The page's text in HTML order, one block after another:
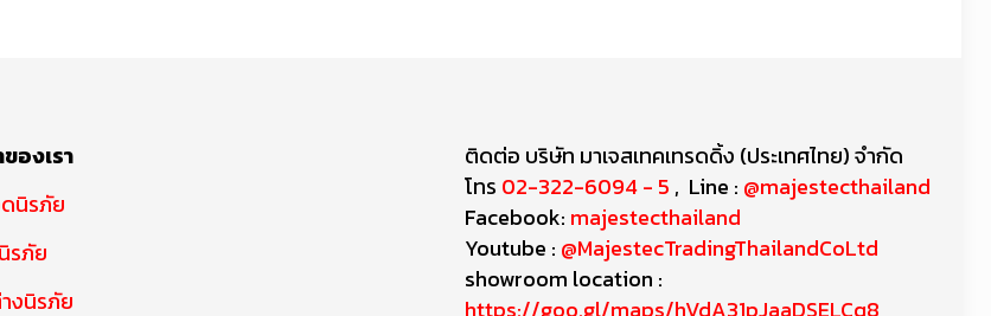
องเรา
นิรภัย
รภัย
งนิรภัย
ติดต่อ บริษัท มาเจสเทคเทรดดิ้ง (ประเทศไทย) จำกัด
โทร 02-322-6094 - 5 , Line : @majestecthailand
Facebook: majestecthailand
Youtube : @MajestecTradingThailandCoLtd
showroom location :
https://goo.gl/maps/hVdA31pJaaDSELCq8